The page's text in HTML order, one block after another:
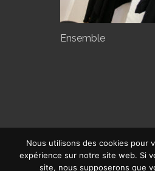
Ensemble
© CALYPSO 2019 | SITE RÉALISÉ PAR
Nous utilisons des cookies pour
expérience sur notre site web. Si
site, nous supposerons que